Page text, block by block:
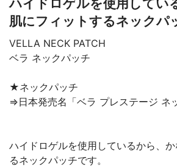
ハイドロゲルを使用してい
肌にフィットするネックパ
VELLA NECK PATCH
ベラ ネックパッチ
★ネックパッチ
⇒日本発売名「ベラ プレステージ ネ
ハイドロゲルを使用しているから、
るネックパッチです。